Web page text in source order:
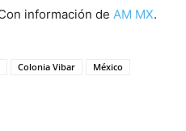
información de AM MX.
Colonia Vibar
México